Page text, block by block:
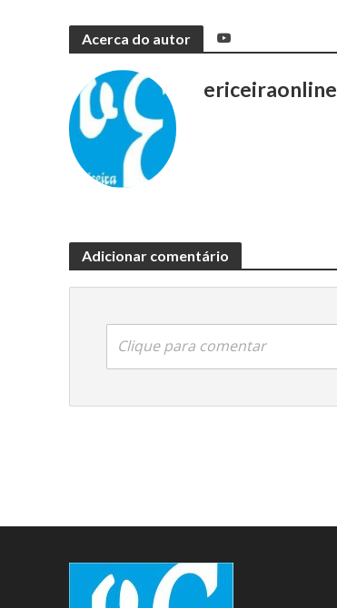
Acerca do autor
ericeiraonline
Adicionar comentário
Clique para comentar